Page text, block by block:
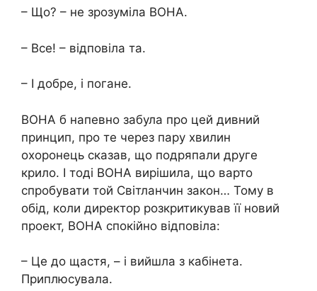
– Що? – не зрозуміла ВОНА.
– Все! – відповіла та.
– І добре, і погане.
ВОНА б напевно забула про цей дивний
принцип, про те через пару хвилин
охоронець сказав, що подряпали друге
крило. І тоді ВОНА вирішила, що варто
спробувати той Світланчин закон… Тому в
обід, коли директор розкритикував її новий
проект, ВОНА спокійно відповіла:
– Це до щастя, – і вийшла з кабінета.
Приплюсувала.